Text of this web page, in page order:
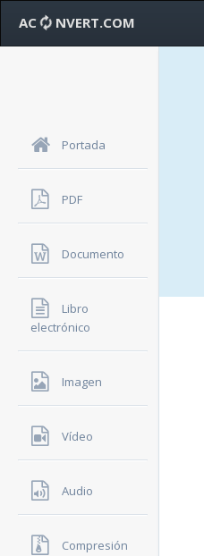
AC NVERT.COM
Portada
PDF
Documento
Libro
electrónico
Imagen
Vídeo
Audio
Compresión